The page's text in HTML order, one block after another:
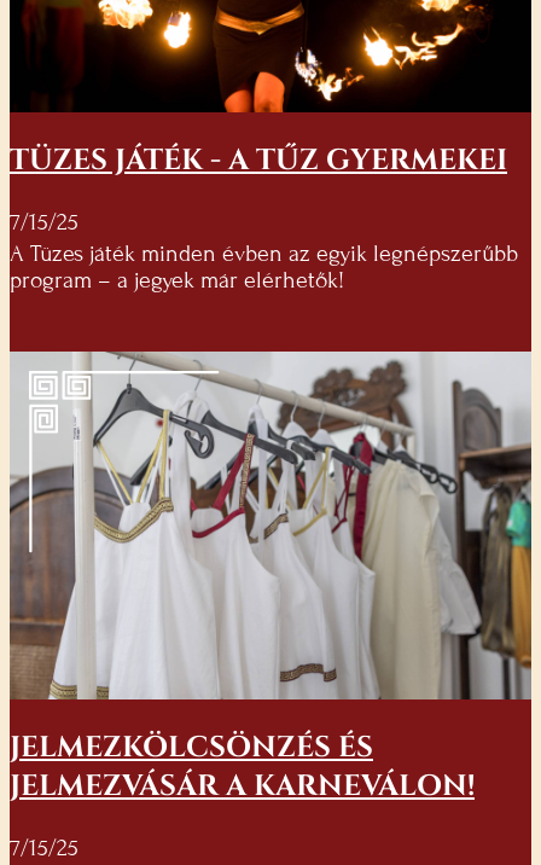
TÜZES JÁTÉK - A TŰZ GYERMEKEI
7/15/25
A Tüzes játék minden évben az egyik legnépszerűbb
program – a jegyek már elérhetők!
JELMEZKÖLCSÖNZÉS ÉS
JELMEZVÁSÁR A KARNEVÁLON!
7/15/25